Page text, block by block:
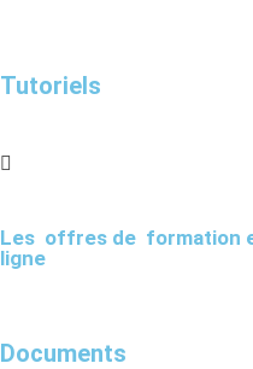
Tutoriels
Les offres de formation
ligne
Documents